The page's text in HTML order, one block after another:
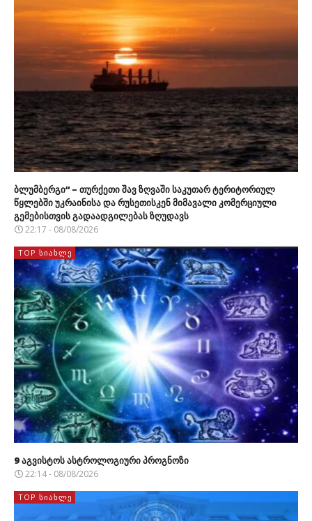
ბლუმბერგი“ – თურქეთი შავ ზღვაში საკუთარ ტერიტორიულ
წყლებში უკრაინისა და რუსეთისკენ მიმავალი კომერციული
გემებისთვის გადაადგილებას ზღუდავს
22:17 - 08/08/2026
TOP ᲡᲘᲐᲮᲚᲔ
9 აგვისტოს ასტროლოგიური პროგნოზი
22:14 - 08/08/2026
TOP ᲡᲘᲐᲮᲚᲔ